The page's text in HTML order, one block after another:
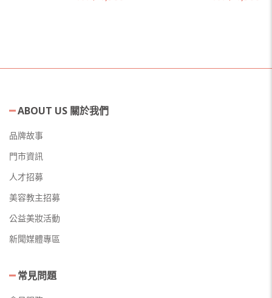
ABOUT US 關於我們
品牌故事
門市資訊
人才招募
美容教主招募
公益美妝活動
新聞媒體專區
常見問題